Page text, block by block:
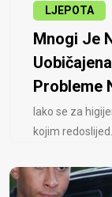
LJEPOTA
Mnogi Je
Probleme
Iako se za
kojim